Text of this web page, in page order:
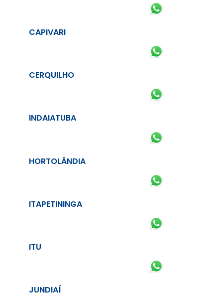
CAPIVARI
CERQUILHO
INDAIATUBA
HORTOLÂNDIA
ITAPETININGA
ITU
JUNDIAÍ